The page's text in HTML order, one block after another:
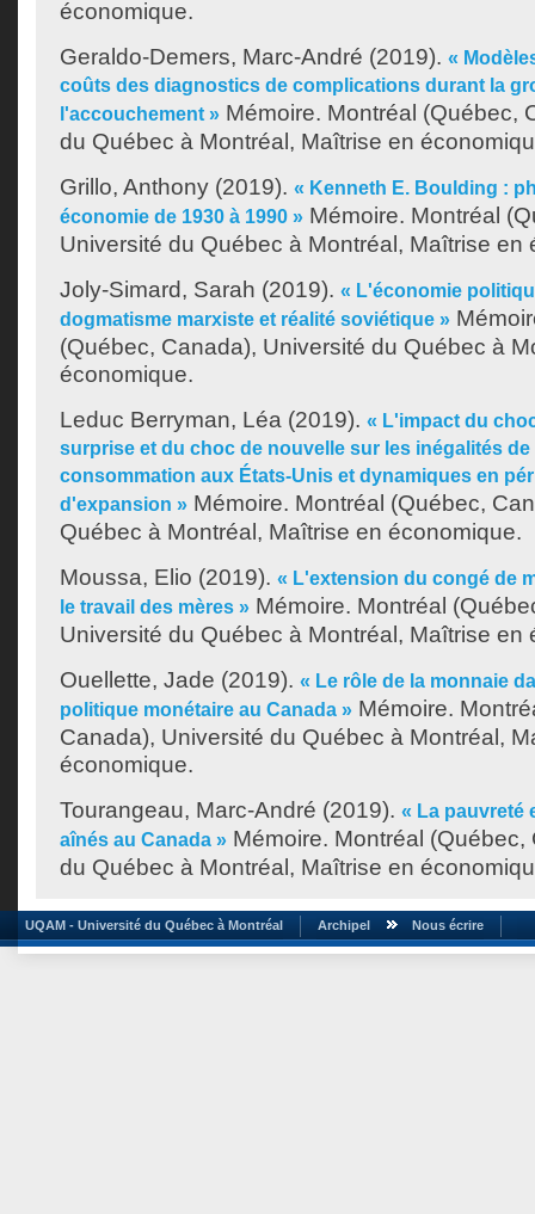
économique.
Geraldo-Demers, Marc-André (2019). «
coûts des diagnostics de complications durant la
l'accouchement » Mémoire. Montréal (Québec,
du Québec à Montréal, Maîtrise en
Grillo, Anthony (2019). « Kenneth E. Boulding :
économie de 1930 à 1990 » Mémoire. Montréal
Université du Québec à Montréal, Maîtrise en
Joly-Simard, Sarah (2019). « L'économie
dogmatisme marxiste et réalité soviétique »
(Québec, Canada), Université du Québec à
économique.
Leduc Berryman, Léa (2019). « L'impact du
surprise et du choc de nouvelle sur les inégalités de
consommation aux États-Unis et dynamiques en
d'expansion » Mémoire. Montréal (Québec,
Québec à Montréal, Maîtrise en économique.
Moussa, Elio (2019). « L'extension du congé de
le travail des mères » Mémoire. Montréal
Université du Québec à Montréal, Maîtrise en
Ouellette, Jade (2019). « Le rôle de la monnaie
politique monétaire au Canada » Mémoire.
Canada), Université du Québec à Montréal,
économique.
Tourangeau, Marc-André (2019). « La pauvreté
aînés au Canada » Mémoire. Montréal
du Québec à Montréal, Maîtrise en
UQAM - Université du Québec à Montréal Archipel Nous écrire